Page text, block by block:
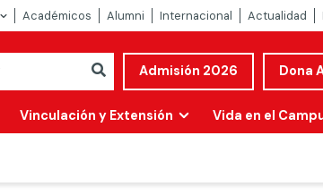
Académicos Alumni Internacional Actualidad
Admisión 2026 Dona
Vinculación y Extensión Vida en el